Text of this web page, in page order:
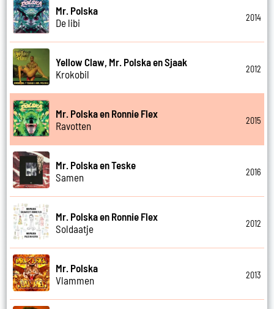
Mr. Polska
De libi
2014
Yellow Claw, Mr. Polska en Sjaak
Krokobil
2012
Mr. Polska en Ronnie Flex
Ravotten
2015
Mr. Polska en Teske
Samen
2016
Mr. Polska en Ronnie Flex
Soldaatje
2012
Mr. Polska
Vlammen
2013